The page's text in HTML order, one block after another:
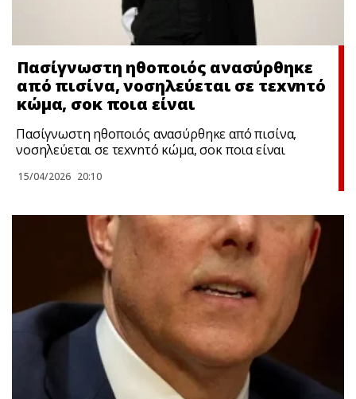
Πασίγνωστη ηθοποιός ανασύρθηκε
από πισίνα, νοσηλεύεται σε τεxvnτό
κώμα, σoκ ποια είναι
Πασίγνωστη ηθοποιός ανασύρθηκε από πισίνα,
νοσηλεύεται σε τεxvnτό κώμα, σoκ ποια είναι
15/04/2026 20:10